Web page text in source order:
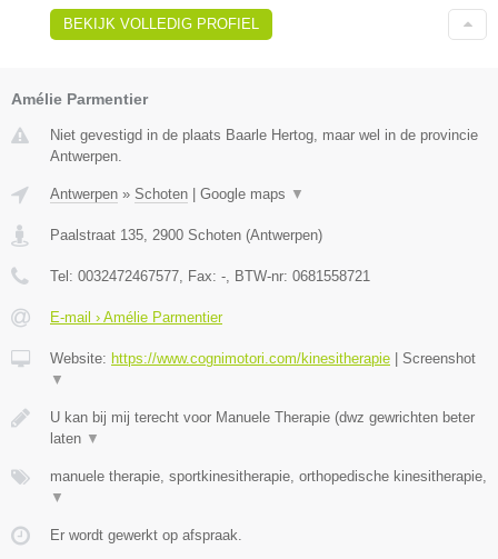
BEKIJK VOLLEDIG PROFIEL
Amélie Parmentier
Niet gevestigd in de plaats Baarle Hertog, maar wel in de provincie
Antwerpen.
Antwerpen » Schoten Google maps ▼
Paalstraat 135, 2900 Schoten (Antwerpen)
Tel: 0032472467577, Fax: -, BTW-nr: 0681558721
E-mail › Amélie Parmentier
Website: https://www.cognimotori.com/kinesitherapie
Screenshot
▼
U kan bij mij terecht voor Manuele Therapie (dwz gewrichten beter
laten ▼
manuele therapie, sportkinesitherapie, orthopedische kinesitherapie,
▼
Er wordt gewerkt op afspraak.